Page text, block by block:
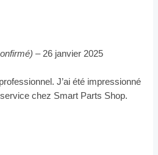
– 26 janvier 2025
J’ai été impressionné
chez Smart Parts Shop.